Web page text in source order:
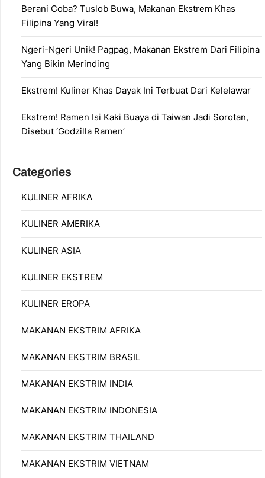
Berani Coba? Tuslob Buwa, Makanan Ekstrem Khas
Filipina Yang Viral!
Ngeri-Ngeri Unik! Pagpag, Makanan Ekstrem Dari Filipina
Yang Bikin Merinding
Ekstrem! Kuliner Khas Dayak Ini Terbuat Dari Kelelawar
Ekstrem! Ramen Isi Kaki Buaya di Taiwan Jadi Sorotan,
Disebut ‘Godzilla Ramen’
Categories
KULINER AFRIKA
KULINER AMERIKA
KULINER ASIA
KULINER EKSTREM
KULINER EROPA
MAKANAN EKSTRIM AFRIKA
MAKANAN EKSTRIM BRASIL
MAKANAN EKSTRIM INDIA
MAKANAN EKSTRIM INDONESIA
MAKANAN EKSTRIM THAILAND
MAKANAN EKSTRIM VIETNAM